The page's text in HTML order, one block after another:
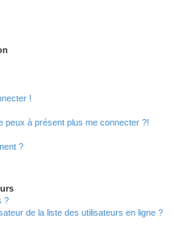
!
peux à présent plus me connecter ?!
?
?
de la liste des utilisateurs en ligne ?